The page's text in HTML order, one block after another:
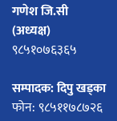
गणेश जि.सी
(अध्यक्ष)
९८५१०७६३६५
सम्पादक: दिपु खड्का
फोन: ९८५११७८७२६